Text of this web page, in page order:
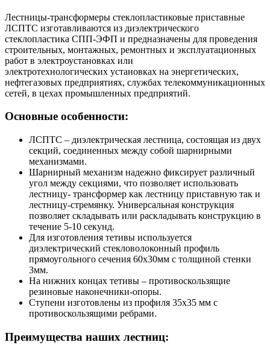
Лестницы-трансформеры стеклопластиковые приставные
ЛСПТC изготавливаются из диэлектрического
стеклопластика СПП-ЭФП и предназначены для проведения
строительных, монтажных, ремонтных и эксплуатационных
работ в электроустановках или
электротехнологических установках на энергетических,
нефтегазовых предприятиях, службах телекоммуникационных
сетей, в цехах промышленных предприятий.
Основные особенности:
ЛСПТС – диэлектрическая лестница, состоящая из двух
секций, соединенных между собой шарнирными
механизмами.
Шарнирный механизм надежно фиксирует различный
угол между секциями, что позволяет использовать
лестницу- трансформер как лестницу приставную так и
лестницу-стремянку. Универсальная конструкция
позволяет складывать или раскладывать конструкцию в
течение 5-10 секунд.
Для изготовления тетивы используется
диэлектрический стекловолоконный профиль
прямоугольного сечения 60х30мм с толщиной стенки
3мм.
На нижних концах тетивы – противоскользящие
резиновые наконечники-опоры.
Ступени изготовлены из профиля 35х35 мм с
противоскользящими ребрами.
Преимущества наших лестниц: